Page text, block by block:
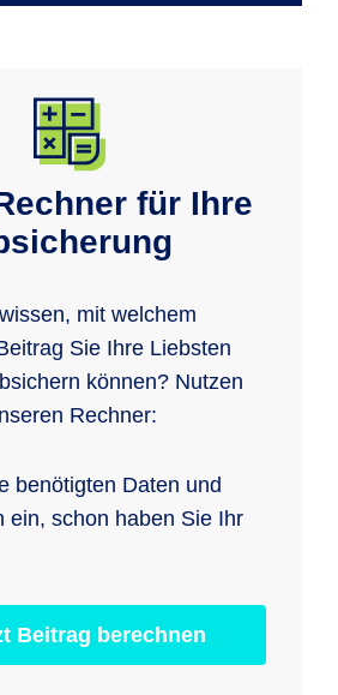
für Ihre
mit welchem
Sie Ihre Liebsten
können? Nutzen
Rechner:
benötigten Daten und
ein, schon haben Sie Ihr
Beitrag berechnen